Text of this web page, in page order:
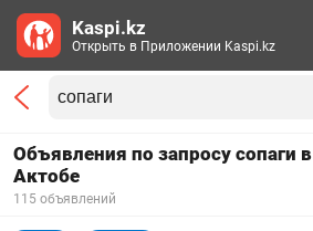
Объявления по запросу сопаги в
Актобе
115 объявлений
Kaspi.kz
Открыть в Приложении Kaspi.kz